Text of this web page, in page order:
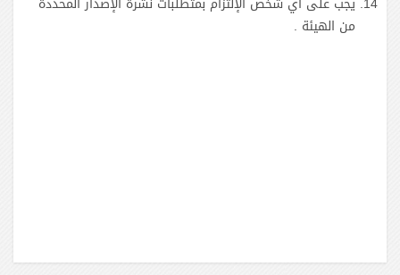
من الهيئة .